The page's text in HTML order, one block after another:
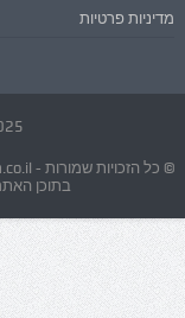
מדיניות פרטיות
2025 קידום
בתוכן